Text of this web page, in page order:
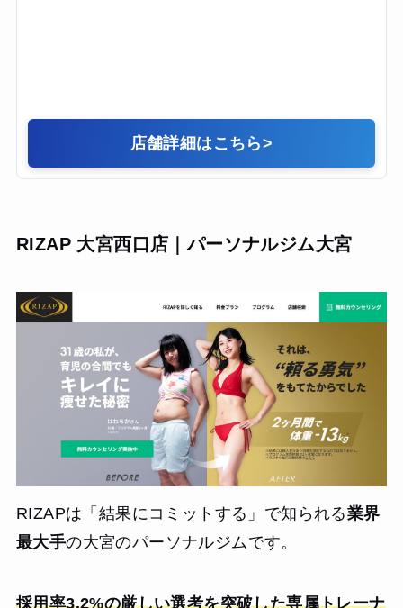
ことができました。
店舗詳細はこちら>
RIZAP 大宮西口店｜パーソナルジム大宮
RIZAPは「結果にコミットする」で知られる業界
最大手の大宮のパーソナルジムです。
採用率3.2%の厳しい選考を突破した専属トレーナ